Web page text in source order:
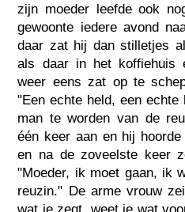
zijn moeder leefde ook
gewoonte iedere avond
daar zat hij dan stilletjes
als daar in het koffiehuis
weer eens zat op te
"Een echte held, een
man te worden van de
één keer aan en hij
en na de zoveelste keer
"Moeder, ik moet gaan, ik
reuzin." De arme vrouw